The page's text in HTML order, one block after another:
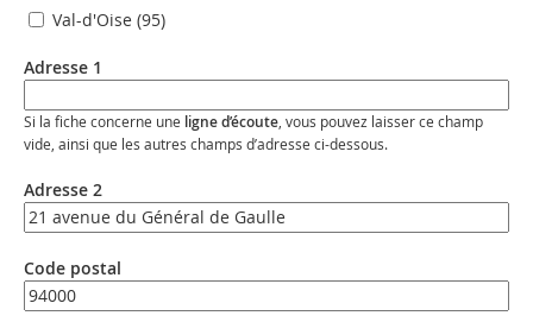
Val-d'Oise (95)
Adresse 1
Si la fiche concerne une ligne d’écoute , vous pouvez laisser ce champ
vide, ainsi que les autres champs d’adresse ci-dessous.
Adresse 2
Code postal